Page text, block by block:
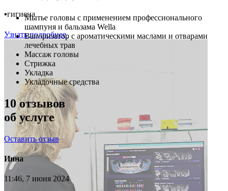
▪️гигиена
Узнать подробнее
Мытье головы с применением профессионального
шампуня и бальзама Wella
Вапоризатор с ароматическими маслами и отварами
лечебных трав
Массаж головы
Стрижка
Укладка
Укладочные средства
10отзывов
об услуге
Оставить отзыв
Инна
11:46, 7 июня 2024